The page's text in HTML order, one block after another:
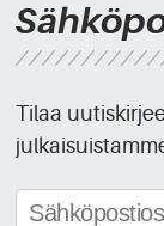
Tilaa